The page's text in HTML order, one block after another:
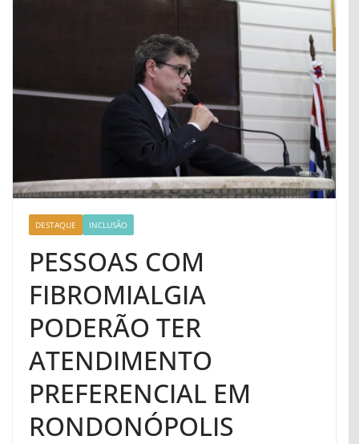
DESTAQUE INCLUSÃO
PESSOAS COM
FIBROMIALGIA
PODERÃO TER
ATENDIMENTO
PREFERENCIAL EM
RONDONÓPOLIS